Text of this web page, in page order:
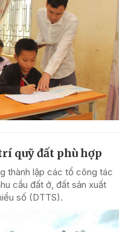
quỹ đất phù hợp
thành lập các tổ công tác
cầu đất ở, đất sản xuất
số (DTTS).